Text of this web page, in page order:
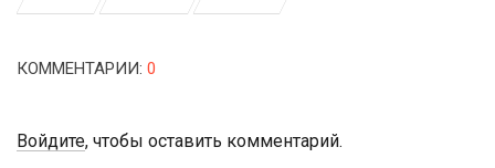
КОММЕНТАРИИ: 0
Войдите, чтобы оставить комментарий.